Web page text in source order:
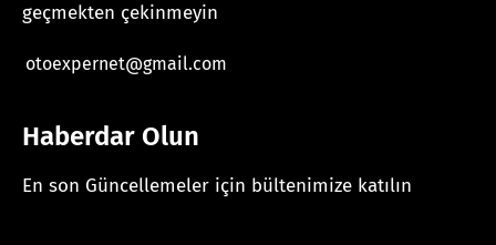
geçmekten çekinmeyin
otoexpernet@gmail.com
Haberdar Olun
En son Güncellemeler için bültenimize katılın